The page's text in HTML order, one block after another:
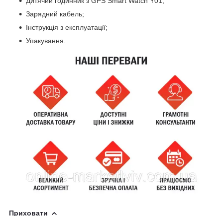
Зарядний кабель;
Інструкція з експлуатації;
Упакування.
Приховати